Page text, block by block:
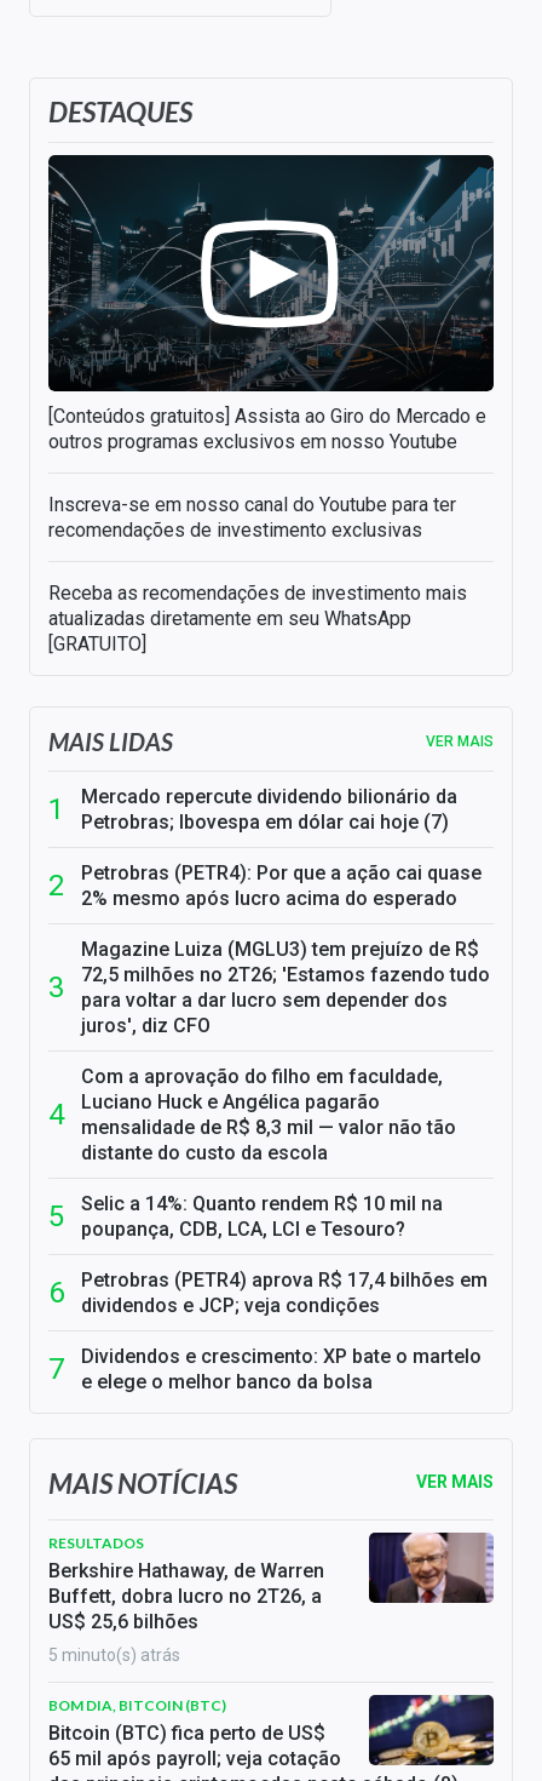
DESTAQUES
[Conteúdos gratuitos] Assista ao Giro do Mercado e
outros programas exclusivos em nosso Youtube
Inscreva-se em nosso canal do Youtube para ter
recomendações de investimento exclusivas
Receba as recomendações de investimento mais
atualizadas diretamente em seu WhatsApp
[GRATUITO]
MAIS LIDAS VER MAIS
Mercado repercute dividendo bilionário da
Petrobras; Ibovespa em dólar cai hoje (7)
Petrobras (PETR4): Por que a ação cai quase
2% mesmo após lucro acima do esperado
Magazine Luiza (MGLU3) tem prejuízo de R$
72,5 milhões no 2T26; 'Estamos fazendo tudo
para voltar a dar lucro sem depender dos
juros', diz CFO
Com a aprovação do filho em faculdade,
Luciano Huck e Angélica pagarão
mensalidade de R$ 8,3 mil — valor não tão
distante do custo da escola
Selic a 14%: Quanto rendem R$ 10 mil na
poupança, CDB, LCA, LCI e Tesouro?
Petrobras (PETR4) aprova R$ 17,4 bilhões em
dividendos e JCP; veja condições
Dividendos e crescimento: XP bate o martelo
e elege o melhor banco da bolsa
MAIS NOTÍCIAS VER MAIS
RESULTADOS
Berkshire Hathaway, de Warren
Buffett, dobra lucro no 2T26, a
US$ 25,6 bilhões
5 minuto(s) atrás
BOM DIA, BITCOIN (BTC)
Bitcoin (BTC) fica perto de US$
65 mil após payroll; veja cotação